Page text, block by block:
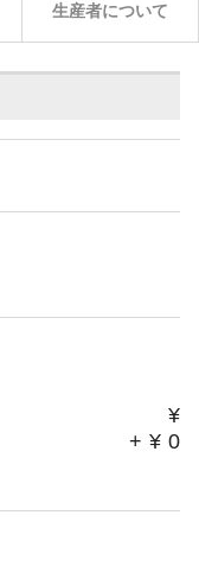
生産者について
¥
+ ¥ 0